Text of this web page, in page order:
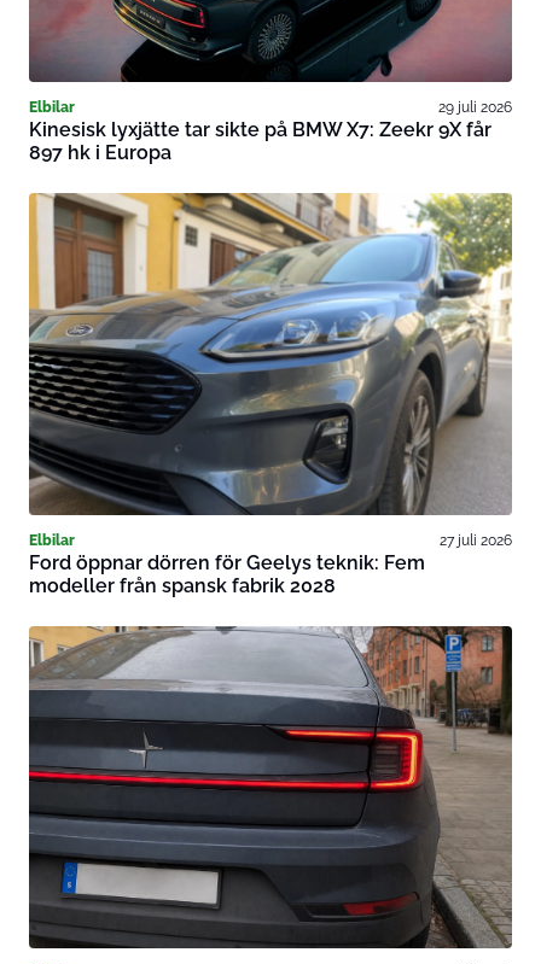
Elbilar 29 juli 2026
Kinesisk lyxjätte tar sikte på BMW X7: Zeekr 9X får
897 hk i Europa
Elbilar 27 juli 2026
Ford öppnar dörren för Geelys teknik: Fem
modeller från spansk fabrik 2028